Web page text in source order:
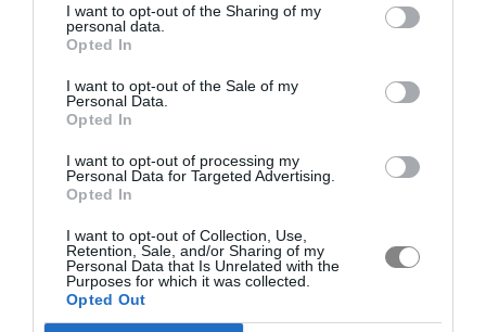
I want to opt-out of the Sharing of my
personal data.
Opted In
I want to opt-out of the Sale of my
Personal Data.
Opted In
I want to opt-out of processing my
Personal Data for Targeted Advertising.
Opted In
I want to opt-out of Collection, Use,
Retention, Sale, and/or Sharing of my
Personal Data that Is Unrelated with the
Purposes for which it was collected.
Opted Out